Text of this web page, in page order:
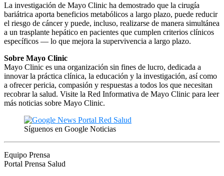
La investigación de Mayo Clinic ha demostrado que la cirugía
bariátrica aporta beneficios metabólicos a largo plazo, puede reducir
el riesgo de cáncer y puede, incluso, realizarse de manera simultánea
a un trasplante hepático en pacientes que cumplen criterios clínicos
específicos — lo que mejora la supervivencia a largo plazo.
Sobre Mayo Clinic
Mayo Clinic es una organización sin fines de lucro, dedicada a
innovar la práctica clínica, la educación y la investigación, así como
a ofrecer pericia, compasión y respuestas a todos los que necesitan
recobrar la salud. Visite la Red Informativa de Mayo Clinic para leer
más noticias sobre Mayo Clinic.
Síguenos en Google Noticias
Equipo Prensa
Portal Prensa Salud